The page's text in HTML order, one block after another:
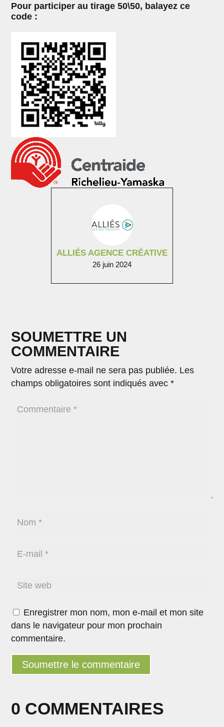
ALLIÉS AGENCE CRÉATIVE
26 juin 2024
Pour participer au tirage 50\50, balayez ce
code :
0 COMMENTAIRES
SOUMETTRE UN
COMMENTAIRE
Votre adresse e-mail ne sera pas publiée. Les
champs obligatoires sont indiqués avec*
Enregistrer mon nom, mon e-mail et mon site
dans le navigateur pour mon prochain
commentaire.
Soumettre le commentaire